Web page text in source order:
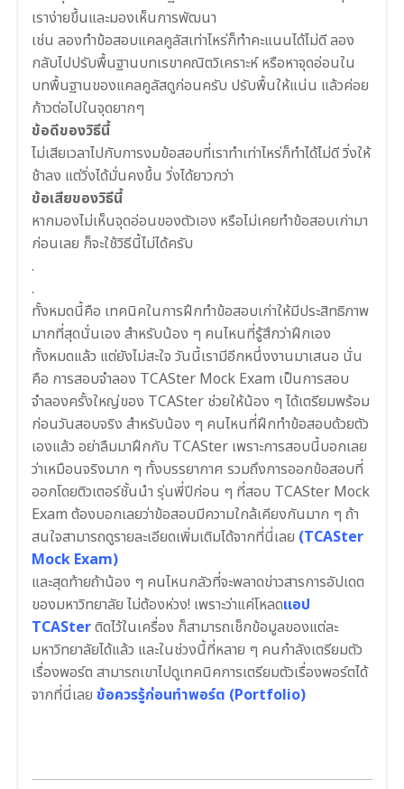
เราง่ายขึ้นและมองเห็นการพัฒนา
เช่น ลองทำข้อสอบแคลคูลัสเท่าไหร่ก็ทำคะแนนได้ไม่ดี ลอง
กลับไปปรับพื้นฐานบทเรขาคณิตวิเคราะห์ หรือหาจุดอ่อนใน
บทพื้นฐานของแคลคูลัสดูก่อนครับ ปรับพื้นให้แน่น แล้วค่อย
ก้าวต่อไปในจุดยากๆ
ข้อดีของวิธีนี้
ไม่เสียเวลาไปกับการงมข้อสอบที่เราทำเท่าไหร่ก็ทำได้ไม่ดี วิ่งให้
ช้าลง แต่วิ่งได้มั่นคงขึ้น วิ่งได้ยาวกว่า
ข้อเสียของวิธีนี้
หากมองไม่เห็นจุดอ่อนของตัวเอง หรือไม่เคยทำข้อสอบเก่ามา
ก่อนเลย ก็จะใช้วิธีนี้ไม่ได้ครับ
.
.
ทั้งหมดนี้คือ เทคนิคในการฝึกทำข้อสอบเก่าให้มีประสิทธิภาพ
มากที่สุดนั่นเอง สำหรับน้อง ๆ คนไหนที่รู้สึกว่าฝึกเอง
ทั้งหมดแล้ว แต่ยังไม่สะใจ วันนี้เรามีอีกหนึ่งงานมาเสนอ นั่น
คือ การสอบจำลอง TCASter Mock Exam เป็นการสอบ
จำลองครั้งใหญ่ของ TCASter ช่วยให้น้อง ๆ ได้เตรียมพร้อม
ก่อนวันสอบจริง สำหรับน้อง ๆ คนไหนที่ฝึกทำข้อสอบด้วยตัว
เองแล้ว อย่าลืมมาฝึกกับ TCASter เพราะการสอบนี้บอกเลย
ว่าเหมือนจริงมาก ๆ ทั้งบรรยากาศ รวมถึงการออกข้อสอบที่
ออกโดยติวเตอร์ชั้นนำ รุ่นพี่ปีก่อน ๆ ที่สอบ TCASter Mock
Exam ต้องบอกเลยว่าข้อสอบมีความใกล้เคียงกันมาก ๆ ถ้า
สนใจสามารถดูรายละเอียดเพิ่มเติมได้จากที่นี่เลย (TCASter
Mock Exam)
และสุดท้ายถ้าน้อง ๆ คนไหนกลัวที่จะพลาดข่าวสารการอัปเดต
ของมหาวิทยาลัย ไม่ต้องห่วง! เพราะว่าแค่โหลดแอป
TCASterติดไว้ในเครื่อง ก็สามารถเช็กข้อมูลของแต่ละ
มหาวิทยาลัยได้แล้ว และในช่วงนี้ที่หลาย ๆ คนกำลังเตรียมตัว
เรื่องพอร์ต สามารถเขาไปดูเทคนิคการเตรียมตัวเรื่องพอร์ตได้
จากที่นี่เลย ข้อควรรู้ก่อนทำพอร์ต (Portfolio)